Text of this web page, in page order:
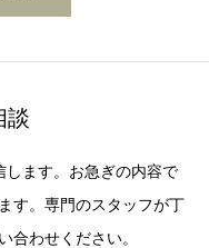
談
ます。お急ぎの内容で
す。専門のスタッフが丁
合わせください。